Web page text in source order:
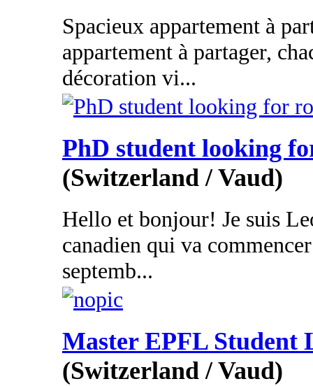
Spacieux appartement à
appartement à partager,
décoration vi...
PhD student looking
(Switzerland / Vaud)
Hello et bonjour! Je suis
canadien qui va
septemb...
Master EPFL Student
(Switzerland / Vaud)